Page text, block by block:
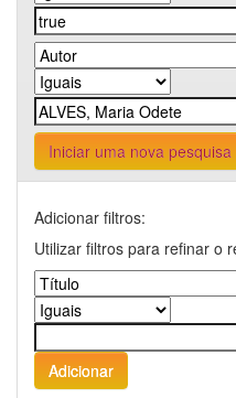
Iniciar uma nova pesquisa
Adicionar filtros:
Utilizar filtros para refinar o